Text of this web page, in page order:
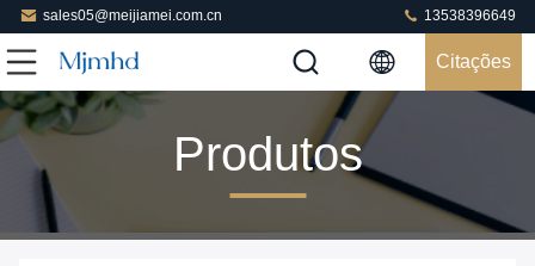
sales05@meijiamei.com.cn 13538396649
Citações
Produtos